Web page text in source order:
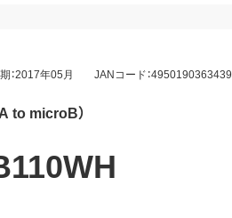
：2017年05月 JANコード：4950190363439
to microB）